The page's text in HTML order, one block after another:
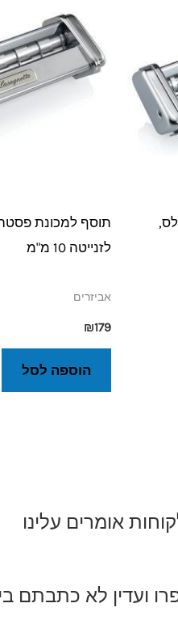
תוסף למכונת
לזנייטה 10 מ"מ
אביזרים
₪179
הוספה לסל
אומרים עלינו
ועדין לא כתבתם